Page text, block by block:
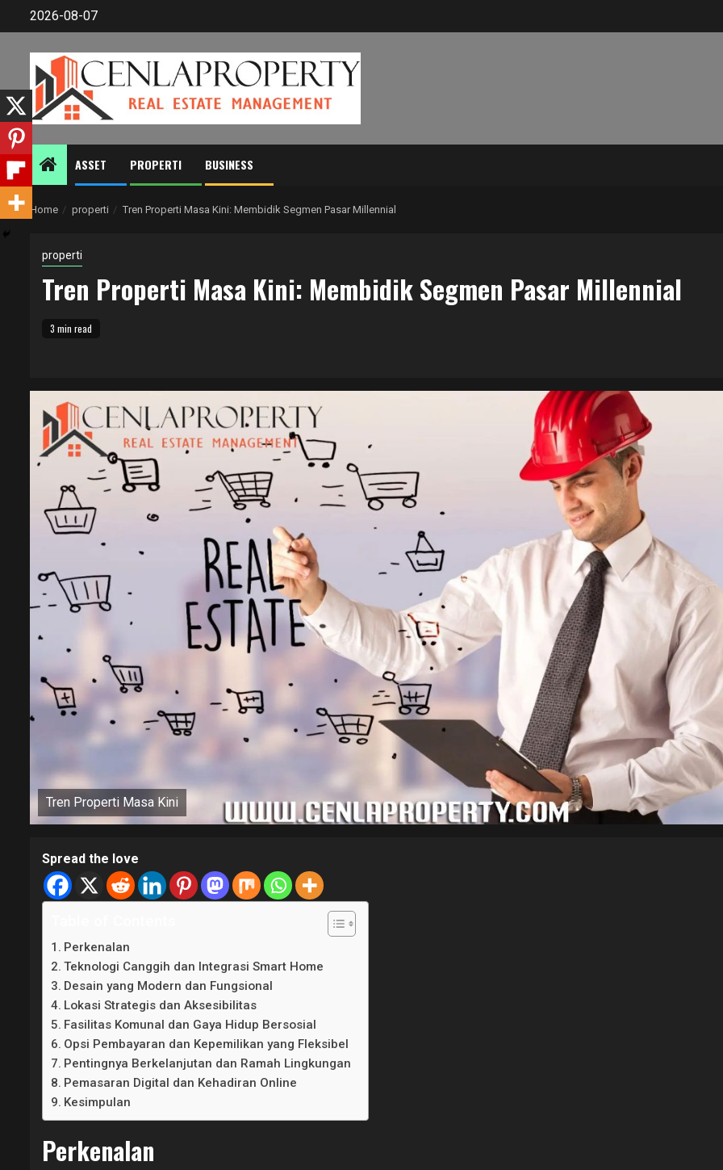
2026-08-07
ASSET PROPERTI BUSINESS
Home properti Tren Properti Masa Kini: Membidik Segmen Pasar Millennial
properti
Tren Properti Masa Kini: Membidik Segmen Pasar Millennial
3 min read
Tren Properti Masa Kini
Spread the love
Perkenalan
Teknologi Canggih dan Integrasi Smart Home
Desain yang Modern dan Fungsional
Lokasi Strategis dan Aksesibilitas
Fasilitas Komunal dan Gaya Hidup Bersosial
Opsi Pembayaran dan Kepemilikan yang Fleksibel
Pentingnya Berkelanjutan dan Ramah Lingkungan
Pemasaran Digital dan Kehadiran Online
Kesimpulan
Perkenalan